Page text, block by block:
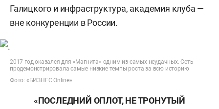
Галицкого и инфраструктура, академия клуба —
вне конкуренции в России.
2017 год оказался для «Магнита» одним из самых неудачных. Сеть
продемонстрировала самые низкие темпы роста за всю историю
Фото: «БИЗНЕС Online»
«ПОСЛЕДНИЙ ОПЛОТ, НЕ ТРОНУТЫЙ